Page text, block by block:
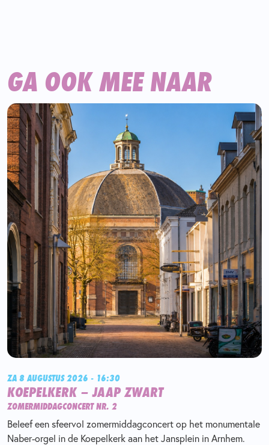
GA OOK MEE NAAR
ZA 8 AUGUSTUS 2026 - 16:30
KOEPELKERK – JAAP ZWART
ZOMERMIDDAGCONCERT NR. 2
Beleef een sfeervol zomermiddagconcert op het monumentale
Naber-orgel in de Koepelkerk aan het Jansplein in Arnhem.